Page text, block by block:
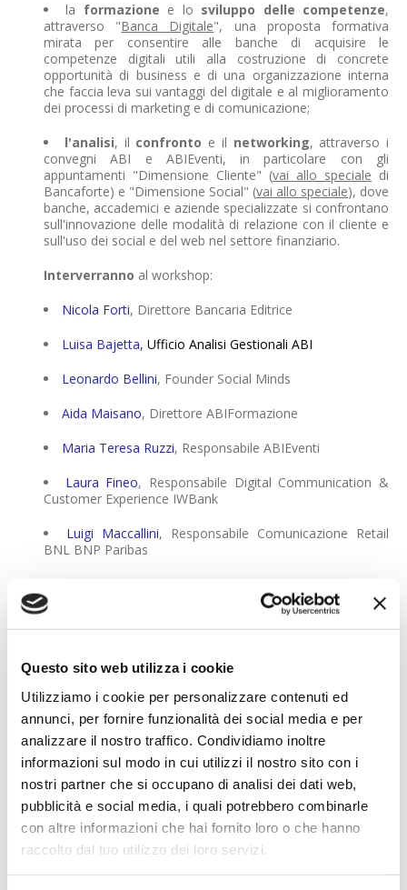
Questo sito web utilizza i cookie
Utilizziamo i cookie per personalizzare contenuti ed
annunci, per fornire funzionalità dei social media e per
analizzare il nostro traffico. Condividiamo inoltre
informazioni sul modo in cui utilizzi il nostro sito con i
nostri partner che si occupano di analisi dei dati web,
pubblicità e social media, i quali potrebbero combinarle
con altre informazioni che hai fornito loro o che hanno
raccolto dal tuo utilizzo dei loro servizi.
la formazione e lo sviluppo delle competenze,
attraverso "Banca Digitale", una proposta formativa
mirata per consentire alle banche di acquisire le
competenze digitali utili alla costruzione di concrete
opportunità di business e di una organizzazione interna
che faccia leva sui vantaggi del digitale e al miglioramento
dei processi di marketing e di comunicazione;
l'analisi, il confronto e il networking, attraverso i
convegni ABI e ABIEventi, in particolare con gli
appuntamenti "Dimensione Cliente" (vai allo speciale di
Bancaforte) e "Dimensione Social" (vai allo speciale), dove
banche, accademici e aziende specializzate si confrontano
sull'innovazione delle modalità di relazione con il cliente e
sull'uso dei social e del web nel settore finanziario.
Interverranno al workshop:
Nicola Forti, Direttore Bancaria Editrice
Luisa Bajetta, Ufficio Analisi Gestionali ABI
Leonardo Bellini, Founder Social Minds
Aida Maisano, Direttore ABIFormazione
Maria Teresa Ruzzi, Responsabile ABIEventi
Laura Fineo, Responsabile Digital Communication &
Customer Experience IWBank
Luigi Maccallini, Responsabile Comunicazione Retail
BNL BNP Paribas
scheda di iscrizione